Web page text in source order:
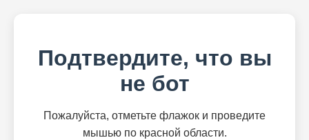
Подтвердите, что вы
не бот
Пожалуйста, отметьте флажок и проведите
мышью по красной области.